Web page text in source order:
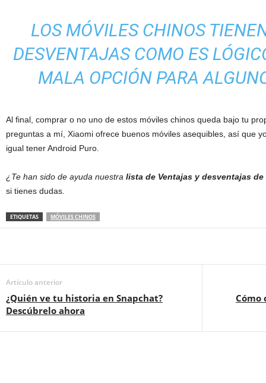
LOS MÓVILES CHINOS
DESVENTAJAS COMO ES
MALA OPCIÓN PARA
Al final, comprar o no uno de estos móviles chinos queda bajo tu
preguntas a mí, Xiaomi ofrece buenos móviles asequibles, así que
igual tener Android Puro.
¿Te han sido de ayuda nuestra lista de Ventajas y desventajas
si tienes dudas.
ETIQUETAS MÓVILES CHINOS
Artículo anterior
¿Quién ve tu historia en Snapchat?
Descúbrelo ahora
Cómo